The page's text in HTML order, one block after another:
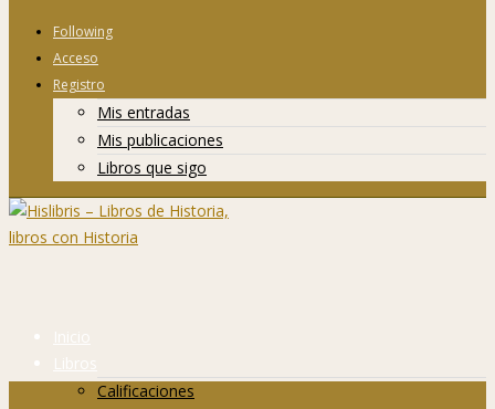
Following
Acceso
Registro
Mis entradas
Mis publicaciones
Libros que sigo
Inicio
Libros
Calificaciones